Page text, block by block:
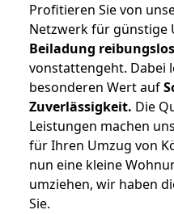
Profitieren Sie von
Netzwerk für günstige
Beiladung
vonstattengeht. Dabei
besonderen Wert auf
Zuverlässigkeit. Die
Leistungen machen
für Ihren Umzug von
nun eine kleine
umziehen, wir haben
Sie.